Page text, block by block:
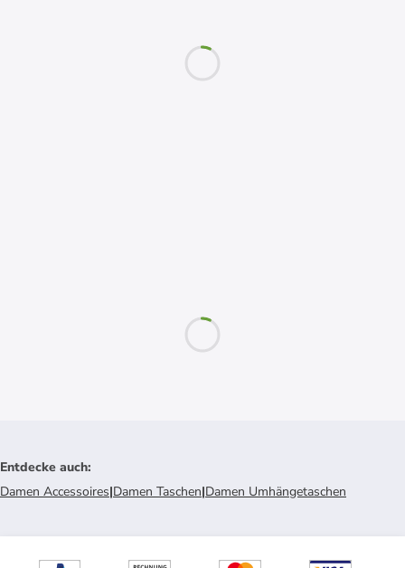
Entdecke auch:
Damen Accessoires|Damen Taschen|Damen Umhängetaschen